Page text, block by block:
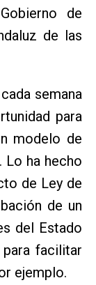
de
de las
semana
para
modelo de
ha hecho
de Ley de
de un
del Estado
facilitar
ejemplo.